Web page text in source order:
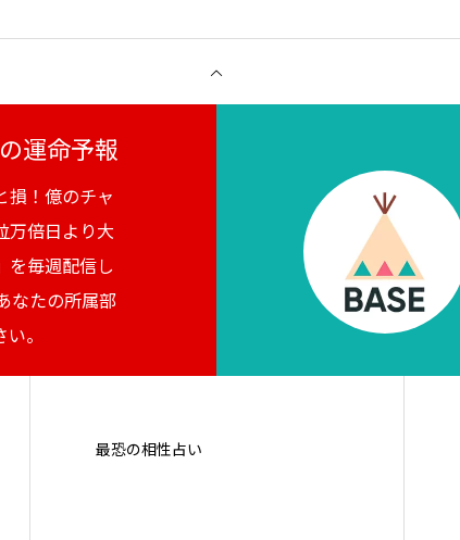
運命予報
損！億のチャ
万倍日より大
を毎週配信し
なたの所属部
。
最恐の相性占い